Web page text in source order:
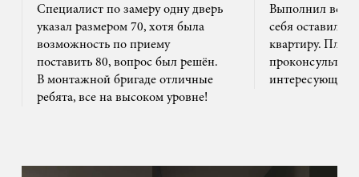
Специалист по замеру одну дверь
указал размером 70, хотя была
возможность по приему
поставить 80, вопрос был решён.
В монтажной бригаде отличные
ребята, все на высоком уровне!
Выполнил все
себя оставил
квартиру. Плюс
интересующим